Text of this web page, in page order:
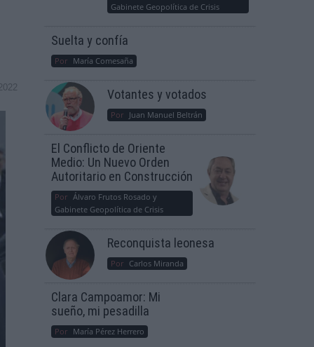
Gabinete Geopolítica de Crisis
Suelta y confía
Por María Comesaña
Votantes y votados
Por Juan Manuel Beltrán
El Conflicto de Oriente
Medio: Un Nuevo Orden
Autoritario en Construcción
Por Álvaro Frutos Rosado y
Gabinete Geopolítica de Crisis
Reconquista leonesa
Por Carlos Miranda
Clara Campoamor: Mi
sueño, mi pesadilla
Por María Pérez Herrero